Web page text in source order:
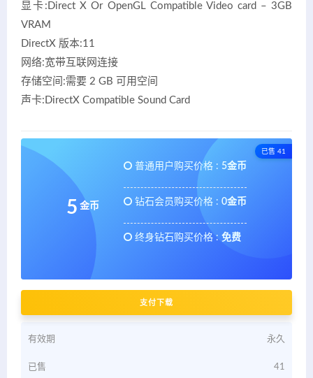
显卡:Direct X Or OpenGL Compatible Video card – 3GB
VRAM
DirectX 版本:11
网络:宽带互联网连接
存储空间:需要 2 GB 可用空间
声卡:DirectX Compatible Sound Card
已售 41
5 金币
普通用户购买价格 : 5金币
钻石会员购买价格 : 0金币
终身钻石购买价格 : 免费
支付下载
有效期 永久
已售 41